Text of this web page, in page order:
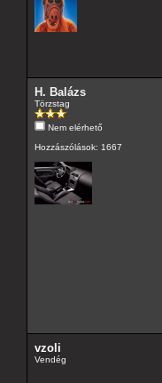
H. Balázs
Törzstag
Nem elérhető
Hozzászólások: 1667
vzoli
Vendég